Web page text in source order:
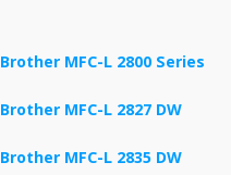
Brother MFC-L 2800 Series
Brother MFC-L 2827 DW
Brother MFC-L 2835 DW